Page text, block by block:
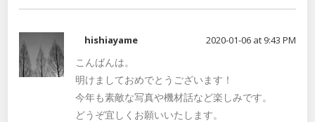
hishiayame 2020-01-06 at 9:43 PM
こんばんは。
明けましておめでとうございます！
今年も素敵な写真や機材話など楽しみです。
どうぞ宜しくお願いいたします。